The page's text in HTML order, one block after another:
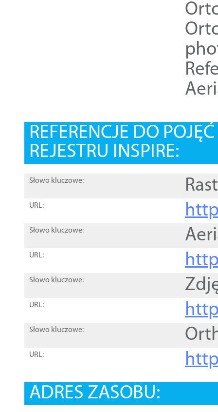
REFERENCJE DO
REJESTRU INSPIRE:
Słowo kluczowe:
URL:
Słowo kluczowe:
URL:
Słowo kluczowe:
URL:
Słowo kluczowe:
URL:
ADRES ZASOBU: